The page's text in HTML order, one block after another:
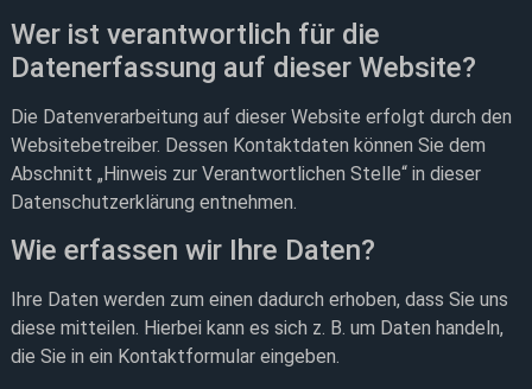
Wer ist verantwortlich für die
Datenerfassung auf dieser Website?
Die Datenverarbeitung auf dieser Website erfolgt durch den
Websitebetreiber. Dessen Kontaktdaten können Sie dem
Abschnitt „Hinweis zur Verantwortlichen Stelle“ in dieser
Datenschutzerklärung entnehmen.
Wie erfassen wir Ihre Daten?
Ihre Daten werden zum einen dadurch erhoben, dass Sie uns
diese mitteilen. Hierbei kann es sich z. B. um Daten handeln,
die Sie in ein Kontaktformular eingeben.